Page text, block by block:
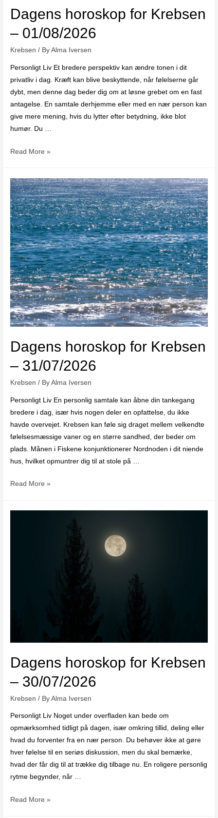
Dagens horoskop for Krebsen
– 01/08/2026
Krebsen / ByAlma Iversen
Personligt Liv Et bredere perspektiv kan ændre tonen i dit
privatliv i dag. Kræft kan blive beskyttende, når følelserne går
dybt, men denne dag beder dig om at løsne grebet om en fast
antagelse. En samtale derhjemme eller med en nær person kan
give mere mening, hvis du lytter efter betydning, ikke blot
humør. Du …
Read More »
Dagens horoskop for Krebsen
– 31/07/2026
Krebsen / ByAlma Iversen
Personligt Liv En personlig samtale kan åbne din tankegang
bredere i dag, især hvis nogen deler en opfattelse, du ikke
havde overvejet. Krebsen kan føle sig draget mellem velkendte
følelsesmæssige vaner og en større sandhed, der beder om
plads. Månen i Fiskene konjunktionerer Nordnoden i dit niende
hus, hvilket opmuntrer dig til at stole på …
Read More »
Dagens horoskop for Krebsen
– 30/07/2026
Krebsen / ByAlma Iversen
Personligt Liv Noget under overfladen kan bede om
opmærksomhed tidligt på dagen, især omkring tillid, deling eller
hvad du forventer fra en nær person. Du behøver ikke at gøre
hver følelse til en seriøs diskussion, men du skal bemærke,
hvad der får dig til at trække dig tilbage nu. En roligere personlig
rytme begynder, når …
Read More »